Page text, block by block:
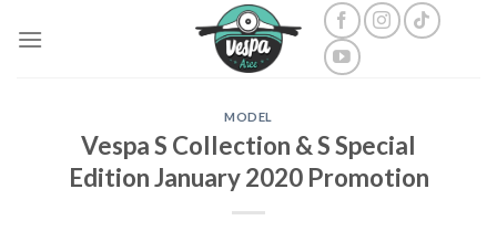
MODEL
Vespa S Collection & S Special
Edition January 2020 Promotion